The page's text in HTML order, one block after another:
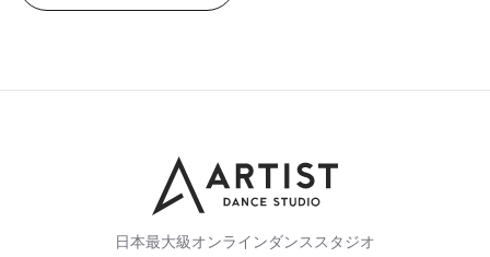
日本最大級オンラインダンススタジオ